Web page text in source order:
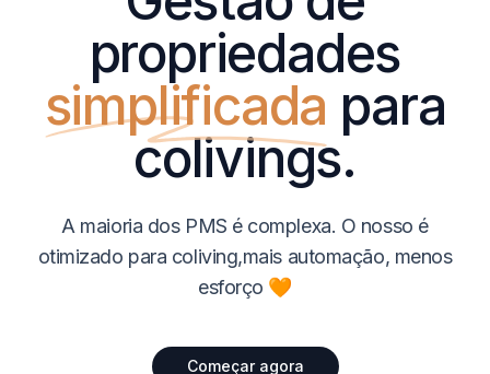
propriedades
simplificada para
colivings.
A maioria dos PMS é complexa. O nosso é
otimizado para coliving,mais automação, menos
esforço 🧡
Começar agora